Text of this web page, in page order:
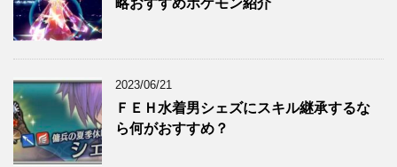
2023/06/21
ＦＥＨ水着男シェズにスキル継承するな
ら何がおすすめ？